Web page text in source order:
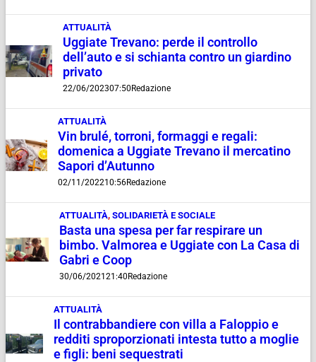
ATTUALITÀ
Uggiate Trevano: perde il controllo
dell’auto e si schianta contro un giardino
privato
22/06/202307:50Redazione
ATTUALITÀ
Vin brulé, torroni, formaggi e regali:
domenica a Uggiate Trevano il mercatino
Sapori d’Autunno
02/11/202210:56Redazione
ATTUALITÀ, SOLIDARIETÀ E SOCIALE
Basta una spesa per far respirare un
bimbo. Valmorea e Uggiate con La Casa di
Gabri e Coop
30/06/202121:40Redazione
ATTUALITÀ
Il contrabbandiere con villa a Faloppio e
redditi sproporzionati intesta tutto a moglie
e figli: beni sequestrati